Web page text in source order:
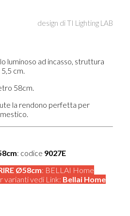
design diTI Lighting LAB
luminoso ad incasso, struttura
cm.
58cm.
la rendono perfetta per
: codice 9027E
Ø58cm: BELLAI Home
varianti vedi Link: Bellai Home